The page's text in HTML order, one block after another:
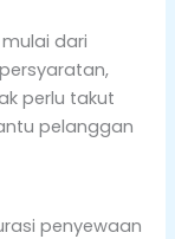
dari
perlu takut
pelanggan
penyewaan